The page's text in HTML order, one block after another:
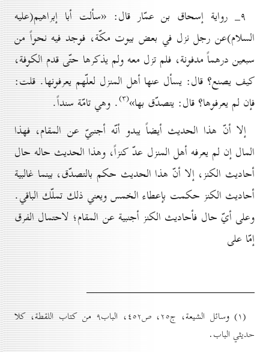
۹_ رواية إسحاق بن عمّار قال: «سألت أبا إبراهيم(علیه
السلام)عن رجل نزل في بعض بيوت مكّة، فوجد فيه نحواً من
سبعين درهماً مدفونة، فلم تزل معه ولم يذكرها حتّى قدم الكوفة،
كيف يصنع؟ قال: يسأل عنها أهل المنزل لعلّهم يعرفونها. قلت:
فإن لم يعرفوها؟ قال: يتصدّق بها»(۳) . وهي تامّة سنداً.
إلا أنّ هذا الحديث أيضاً يبدو أنّه أجنبيّ عن المقام، فهذا
المال إن لم يعرفه أهل المنزل عدّ كنزاً، وهذا الحديث حاله حال
أحاديث الكنز، إلا أنّ هذا الحديث حكم بالتصدّق، بينما غالبية
أحاديث الكنز حكمت بإعطاء الخمس ويعني ذلك تملّك الباقي.
وعلى أيّ حال فأحاديث الكنز أجنبية عن المقام؛ لاحتمال الفرق
إمّا على
(۱) وسائل الشيعة، ج۲٥، ص٤٥۲، الباب۹ من كتاب اللقطة، كلا
حديثي الباب.